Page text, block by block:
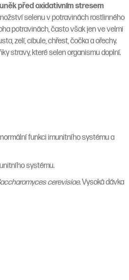
před oxidativním stresem
selenu v potravinách rostlinného
potravinách, často však jen ve velmi
zelí, cibule, chřest, čočka a ořechy.
stravy, které selen organismu doplní.
funkci imunitního systémua
systému.
cerevisiae. Vysoká dávka